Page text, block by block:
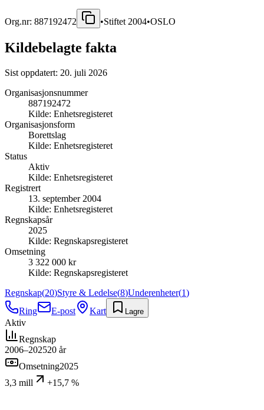
Org.nr: 887192472 •Stiftet 2004•OSLO
Kildebelagte fakta
Sist oppdatert: 20. juli 2026
Organisasjonsnummer
887192472
Kilde: Enhetsregisteret
Organisasjonsform
Borettslag
Kilde: Enhetsregisteret
Status
Aktiv
Kilde: Enhetsregisteret
Registrert
13. september 2004
Kilde: Enhetsregisteret
Regnskapsår
2025
Kilde: Regnskapsregisteret
Omsetning
3 322 000 kr
Kilde: Regnskapsregisteret
Regnskap(20)Styre & Ledelse(8)Underenheter(1)
Ring
E-post Kart Lagre
Aktiv
Regnskap
2006–202520 år
Omsetning2025
3,3 mill
+15,7 %